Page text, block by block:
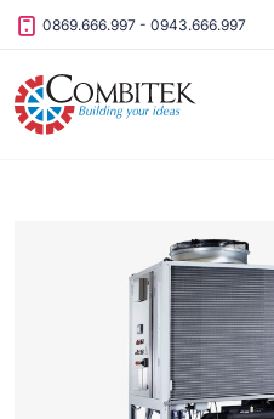
Skip to content
0869.666.997 - 0943.666.997